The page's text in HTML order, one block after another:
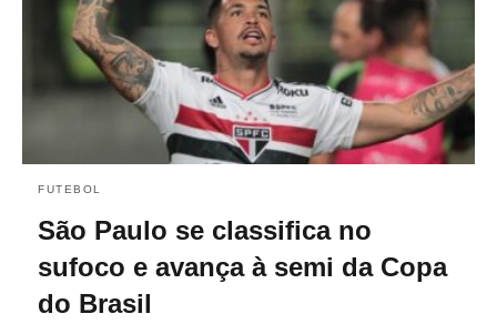
FUTEBOL
São Paulo se classifica no
sufoco e avança à semi da Copa
do Brasil